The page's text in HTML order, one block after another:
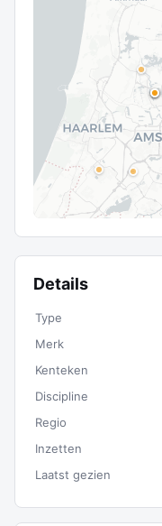
Details
Type
Merk
Kenteken
Discipline
Regio
Inzetten
Laatst gezien